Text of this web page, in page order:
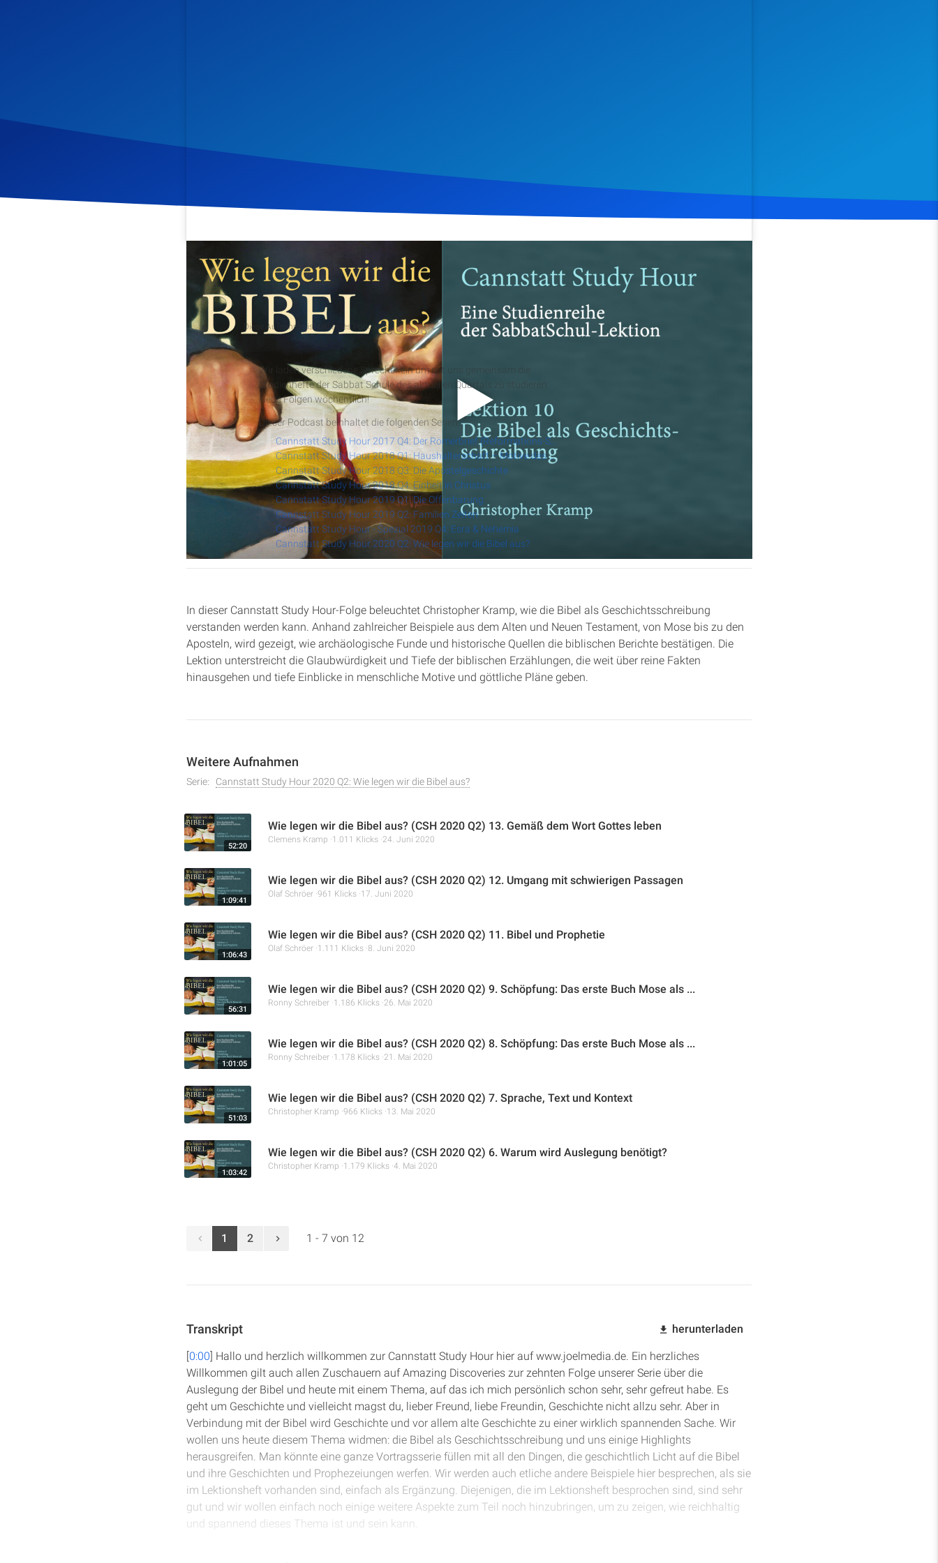
Veröffentlicht am 31. Mai 2020 1.332Klicks Download
Podcast Diese Aufnahme ist teil eines Podcasts
Cannstatt Study Hour
Wir laden verschiedene Sprecher ein um mit uns gemeinsam die
Studienhefte der Sabbat Schule des aktuellen Quartals zu studieren.
Neue Folgen wöchentlich!
Dieser Podcast beinhaltet die folgenden Serien:
Cannstatt Study Hour 2017 Q4: Der Römerbrief (Reformations-Spezial)
Cannstatt Study Hour 2018 Q1: Haushalterschaft – Motive des Herzens
Cannstatt Study Hour 2018 Q3: Die Apostelgeschichte
Cannstatt Study Hour 2018 Q4: Einheit in Christus
Cannstatt Study Hour 2019 Q1: Die Offenbarung
Cannstatt Study Hour 2019 Q2: Familien Zeiten
Cannstatt Study Hour - Spezial 2019 Q4: Esra & Nehemia
Cannstatt Study Hour 2020 Q2: Wie legen wir die Bibel aus?
In dieser Cannstatt Study Hour-Folge beleuchtet Christopher Kramp, wie die Bibel als Geschichtsschreibung
verstanden werden kann. Anhand zahlreicher Beispiele aus dem Alten und Neuen Testament, von Mose bis zu den
Aposteln, wird gezeigt, wie archäologische Funde und historische Quellen die biblischen Berichte bestätigen. Die
Lektion unterstreicht die Glaubwürdigkeit und Tiefe der biblischen Erzählungen, die weit über reine Fakten
hinausgehen und tiefe Einblicke in menschliche Motive und göttliche Pläne geben.
Weitere Aufnahmen
Serie: Cannstatt Study Hour 2020 Q2: Wie legen wir die Bibel aus?
52:20
Wie legen wir die Bibel aus? (CSH 2020 Q2) 13. Gemäß dem Wort Gottes leben
Clemens Kramp 1.011 Klicks 24. Juni 2020
1:09:41
Wie legen wir die Bibel aus? (CSH 2020 Q2) 12. Umgang mit schwierigen Passagen
Olaf Schröer 961 Klicks 17. Juni 2020
1:06:43
Wie legen wir die Bibel aus? (CSH 2020 Q2) 11. Bibel und Prophetie
Olaf Schröer 1.111 Klicks 8. Juni 2020
56:31
Wie legen wir die Bibel aus? (CSH 2020 Q2) 9. Schöpfung: Das erste Buch Mose als ...
Ronny Schreiber 1.186 Klicks 26. Mai 2020
1:01:05
Wie legen wir die Bibel aus? (CSH 2020 Q2) 8. Schöpfung: Das erste Buch Mose als ...
Ronny Schreiber 1.178 Klicks 21. Mai 2020
51:03
Wie legen wir die Bibel aus? (CSH 2020 Q2) 7. Sprache, Text und Kontext
Christopher Kramp 966 Klicks 13. Mai 2020
1:03:42
Wie legen wir die Bibel aus? (CSH 2020 Q2) 6. Warum wird Auslegung benötigt?
Christopher Kramp 1.179 Klicks 4. Mai 2020
1 2 1 - 7 von 12
Transkript herunterladen
[0:00] Hallo und herzlich willkommen zur Cannstatt Study Hour hier auf www.joelmedia.de. Ein herzliches
Willkommen gilt auch allen Zuschauern auf Amazing Discoveries zur zehnten Folge unserer Serie über die
Auslegung der Bibel und heute mit einem Thema, auf das ich mich persönlich schon sehr, sehr gefreut habe. Es
geht um Geschichte und vielleicht magst du, lieber Freund, liebe Freundin, Geschichte nicht allzu sehr. Aber in
Verbindung mit der Bibel wird Geschichte und vor allem alte Geschichte zu einer wirklich spannenden Sache. Wir
wollen uns heute diesem Thema widmen: die Bibel als Geschichtsschreibung und uns einige Highlights
herausgreifen. Man könnte eine ganze Vortragsserie füllen mit all den Dingen, die geschichtlich Licht auf die Bibel
und ihre Geschichten und Prophezeiungen werfen. Wir werden auch etliche andere Beispiele hier besprechen, als sie
im Lektionsheft vorhanden sind, einfach als Ergänzung. Diejenigen, die im Lektionsheft besprochen sind, sind sehr
gut und wir wollen einfach noch einige weitere Aspekte zum Teil noch hinzubringen, um zu zeigen, wie reichhaltig
und spannend dieses Thema ist und sein kann.